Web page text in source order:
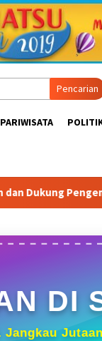
Pencarian
Timur
DI